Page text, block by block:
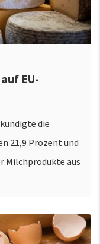
EU-
die
21,9 Prozent und
Milchprodukte aus